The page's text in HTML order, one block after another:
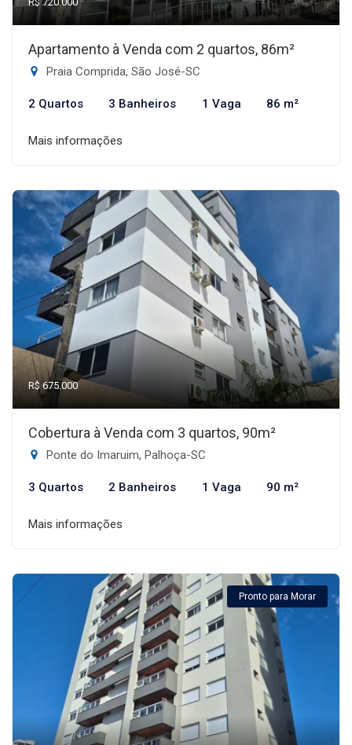
Apartamento à Venda com 2 quartos, 86m²
Praia Comprida, São José-SC
2 Quartos 3 Banheiros 1 Vaga 86 m²
Mais informações
R$ 675.000
Cobertura à Venda com 3 quartos, 90m²
Ponte do Imaruim, Palhoça-SC
3 Quartos 2 Banheiros 1 Vaga 90 m²
Mais informações
Pronto para Morar